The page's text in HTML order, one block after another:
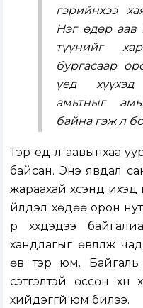
гэрийнхээ
Нэг өдөр аав
түүнийг
бургасаар
үед
амьтныг
байна гэж л
Тэр үед л аавынхаа
байсан. Энэ явдал
жараахай үхсэнд
үйлдэл хөдөө орон
үр хүүхдэдээ
хандлагыг өвлүүлж
өв тэр юм. Байгаль
сэтгэлтэй өссөн
хийдэггүй юм билээ.